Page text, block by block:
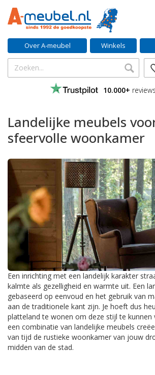
Over A-meubel Winkels
10.000+ reviews
Landelijke meubels
sfeervolle woonkamer
Een inrichting met een landelijk karakter
kalmte als gezelligheid en warmte uit. Een
gebaseerd op eenvoud en het gebruik van
aan de traditionele kant zijn. Je hoeft dus
platteland te wonen om deze stijl te kunnen
een combinatie van landelijke meubels
van tijd de rustieke woonkamer van jouw
midden van de stad.